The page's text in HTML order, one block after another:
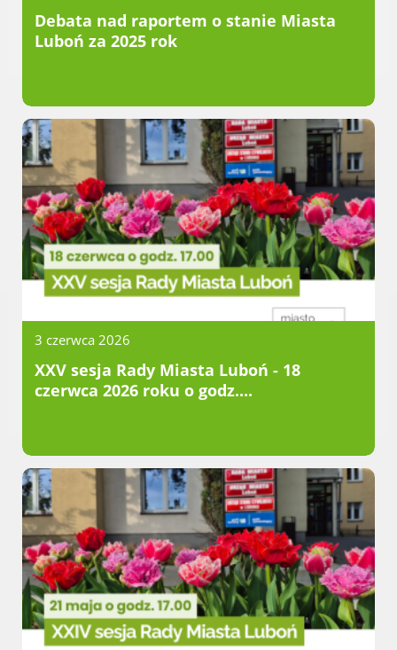
Młodzieżowa Rada Miasta Luboń
Rada Gospodarcza
POZOSTAŁE
Państwowy Fundusz Rehabilitacji Osób
Niepełnosprawnych
Zakład Ubezpieczeń Społecznych
Poznańska Lokalna Organizacja
Turystyczna
Urząd statystyczny w Poznaniu
Instytut Rozwoju Wsi i Rolnictwa
Polskiej Akademii Nauk
Instytut Skrzynki
Wielkopolski Park Narodowy
Muzeum Narodowe Rolnictwa i
PTTK
Urząd Skarbowy
Państwowe Gospodarstwo Wodne
Wody Polskie
KONTAKT
Debata nad raportem o stanie Miasta
Luboń za 2025 rok
3 czerwca 2026
XXV sesja Rady Miasta Luboń - 18
czerwca 2026 roku o godz....